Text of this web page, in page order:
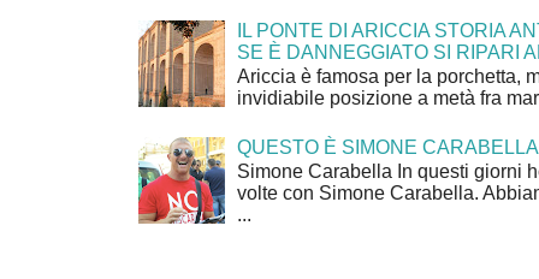
IL PONTE DI ARICCIA STORIA
SE È DANNEGGIATO SI RIPARI
Ariccia è famosa per la porchetta,
invidiabile posizione a metà fra
QUESTO È SIMONE CARABELLA
Simone Carabella In questi giorni
volte con Simone Carabella.
...